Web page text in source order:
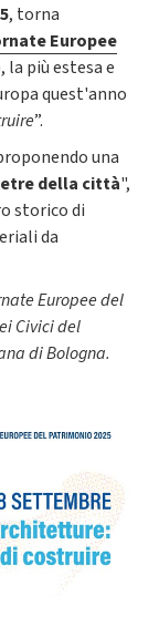
, torna
Europee
la più estesa e
quest'anno
”.
una
della città",
storico di
da
Europee del
Civici del
di Bologna.